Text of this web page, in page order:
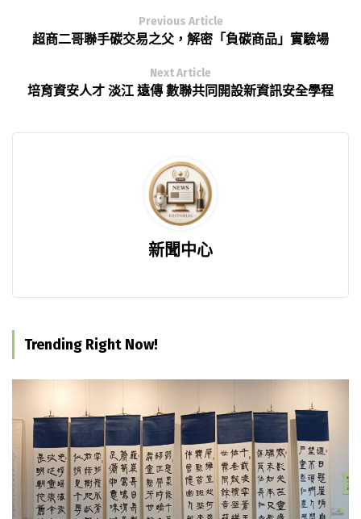
Previous Article
超商二哥聯手碳交易之父，解密「負碳商品」實驗場
Next Article
培育資安人才 淡江 遠傳 數聯共同開設新資訊安全學程
新聞中心
Trending Right Now!